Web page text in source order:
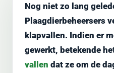
Nog niet zo lang
Plaagdierbeheersers
klapvallen. Indien er
gewerkt, betekende
vallen dat ze om de